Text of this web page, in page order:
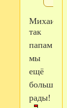
Михаил,
так
папам
мы
ещё
больше
рады!